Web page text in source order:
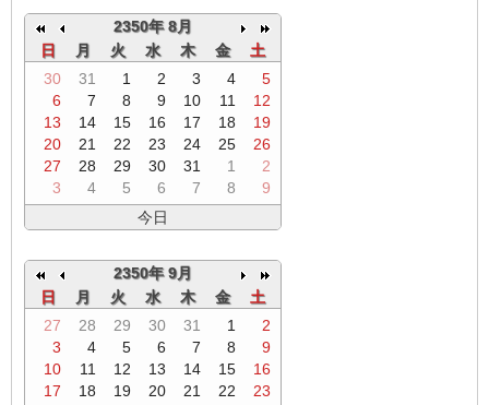
2350年 8月
日
月 火 水 木 金
土
30
31 1 2 3 4
5
6
7 8 9 10 11
12
13
14 15 16 17 18
19
20
21 22 23 24 25
26
27
28 29 30 31 1
2
3
4 5 6 7 8
9
今日
2350年 9月
日
月 火 水 木 金
土
27
28 29 30 31 1
2
3
4 5 6 7 8
9
10
11 12 13 14 15
16
17
18 19 20 21 22
23